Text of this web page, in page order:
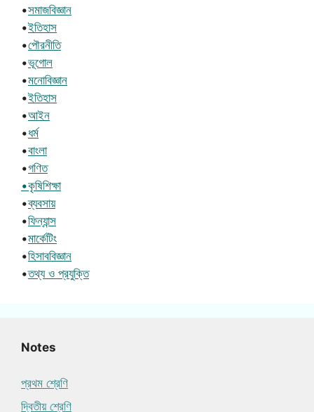
•সমাজবিজ্ঞান
•ইতিহাস
•পৌরনীতি
•ভূগোল
•মনোবিজ্ঞান
•ইতিহাস
•আইন
•ধর্ম
•বাংলা
•গণিত
•কৃষিশিক্ষা
•ব্যবসায়
•ফিন্যান্স
•মার্কেটিং
•হিসাববিজ্ঞান
•তথ্য ও প্রযুক্তি
Notes
প্রথম শ্রেণি
দ্বিতীয় শ্রেণি